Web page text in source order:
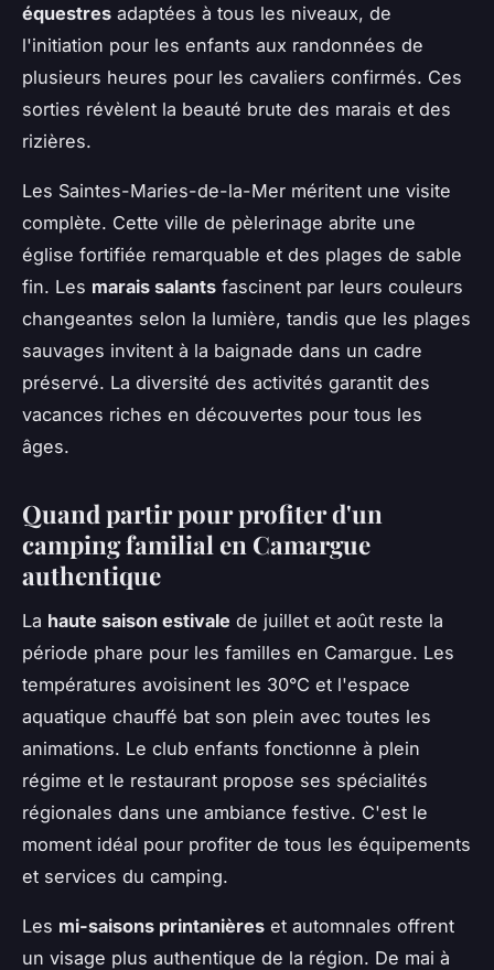
équestres adaptées à tous les niveaux, de
l'initiation pour les enfants aux randonnées de
plusieurs heures pour les cavaliers confirmés. Ces
sorties révèlent la beauté brute des marais et des
rizières.
Les Saintes-Maries-de-la-Mer méritent une visite
complète. Cette ville de pèlerinage abrite une
église fortifiée remarquable et des plages de sable
fin. Les marais salants fascinent par leurs couleurs
changeantes selon la lumière, tandis que les plages
sauvages invitent à la baignade dans un cadre
préservé. La diversité des activités garantit des
vacances riches en découvertes pour tous les
âges.
Quand partir pour profiter d'un
camping familial en Camargue
authentique
La haute saison estivale de juillet et août reste la
période phare pour les familles en Camargue. Les
températures avoisinent les 30°C et l'espace
aquatique chauffé bat son plein avec toutes les
animations. Le club enfants fonctionne à plein
régime et le restaurant propose ses spécialités
régionales dans une ambiance festive. C'est le
moment idéal pour profiter de tous les équipements
et services du camping.
Les mi-saisons printanières et automnales offrent
un visage plus authentique de la région. De mai à